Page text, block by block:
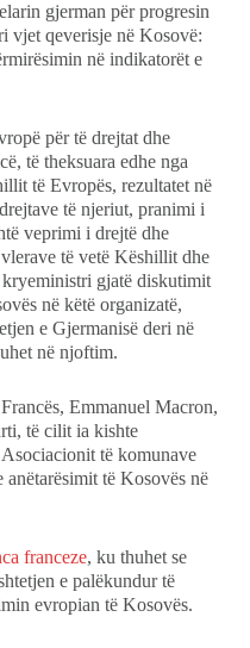
gjerman për progresin
vjet qeverisje në Kosovë:
në indikatorët e
për të drejtat dhe
të theksuara edhe nga
të Evropës, rezultatet në
të njeriut, pranimi i
veprimi i drejtë dhe
të vetë Këshillit dhe
gjatë diskutimit
në këtë organizatë,
e Gjermanisë deri në
në njoftim.
Emmanuel Macron,
të cilit ia kishte
të komunave
anëtarësimit të Kosovës në
franceze, ku thuhet se
e palëkundur të
evropian të Kosovës.